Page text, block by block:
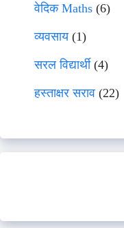
वेदिक Maths (6)
व्यवसाय(1)
सरल विद्यार्थी(4)
हस्ताक्षर सराव (22)